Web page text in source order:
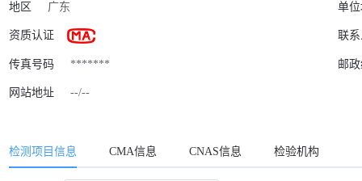
地区 广东 单
资质认证 联
传真号码 ******* 邮
网站地址 --/--
检测项目信息 CMA信息 CNAS信息 检验机构